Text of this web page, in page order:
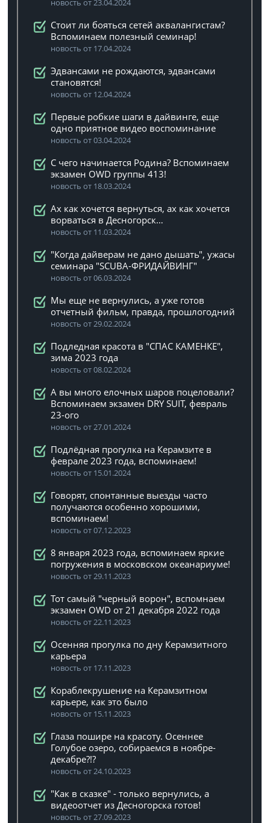
новость от 23.04.2024
Стоит ли бояться сетей аквалангистам?
Вспоминаем полезный семинар!
новость от 17.04.2024
Эдвансами не рождаются, эдвансами
становятся!
новость от 12.04.2024
Первые робкие шаги в дайвинге, еще
одно приятное видео воспоминание
новость от 03.04.2024
C чего начинается Родина? Вспоминаем
экзамен OWD группы 413!
новость от 18.03.2024
Ах как хочется вернуться, ах как хочется
ворваться в Десногорск…
новость от 11.03.2024
"Когда дайверам не дано дышать", ужасы
семинара "SCUBA-ФРИДАЙВИНГ"
новость от 06.03.2024
Мы еще не вернулись, а уже готов
отчетный фильм, правда, прошлогодний
новость от 29.02.2024
Подледная красота в "СПАС КАМЕНКЕ",
зима 2023 года
новость от 08.02.2024
А вы много елочных шаров поцеловали?
Вспоминаем экзамен DRY SUIT, февраль
23-ого
новость от 27.01.2024
Подлёдная прогулка на Керамзите в
феврале 2023 года, вспоминаем!
новость от 15.01.2024
Говорят, спонтанные выезды часто
получаются особенно хорошими,
вспоминаем!
новость от 07.12.2023
8 января 2023 года, вспоминаем яркие
погружения в московском океанариуме!
новость от 29.11.2023
Тот самый "черный ворон", вспомнаем
экзамен OWD от 21 декабря 2022 года
новость от 22.11.2023
Осенняя прогулка по дну Керамзитного
карьера
новость от 17.11.2023
Кораблекрушение на Керамзитном
карьере, как это было
новость от 15.11.2023
Глаза пошире на красоту. Осеннее
Голубое озеро, собираемся в ноябре-
декабре?!?
новость от 24.10.2023
"Как в сказке" - только вернулись, а
видеоотчет из Десногорска готов!
новость от 27.09.2023